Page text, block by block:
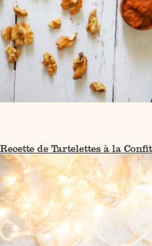
Recette de Tartelettes à la